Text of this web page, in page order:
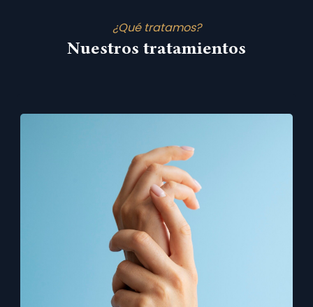
¿Qué tratamos?
Nuestros tratamientos